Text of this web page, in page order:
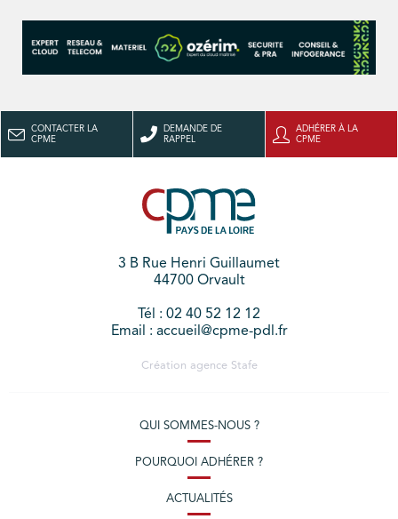
CONTACTER LA
CPME
DEMANDE DE
RAPPEL
ADHÉRER À LA
CPME
3 B Rue Henri Guillaumet
44700 Orvault
Tél : 02 40 52 12 12
Email : accueil@cpme-pdl.fr
Création agence Stafe
QUI SOMMES-NOUS ?
POURQUOI ADHÉRER ?
ACTUALITÉS